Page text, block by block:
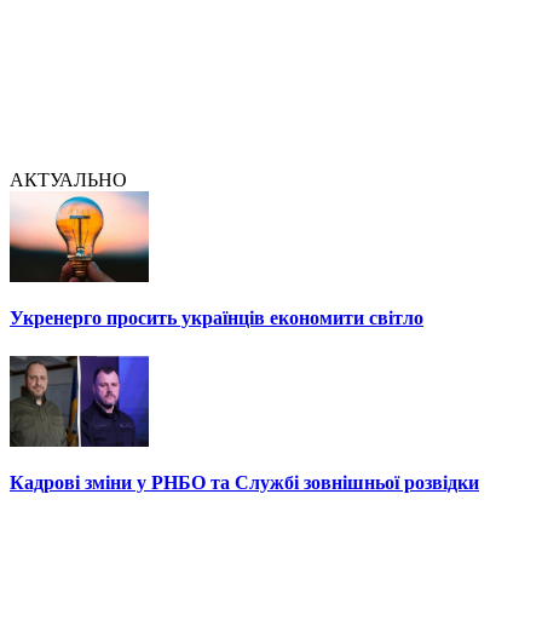
АКТУАЛЬНО
Укренерго просить українців економити світло
Кадрові зміни у РНБО та Службі зовнішньої розвідки